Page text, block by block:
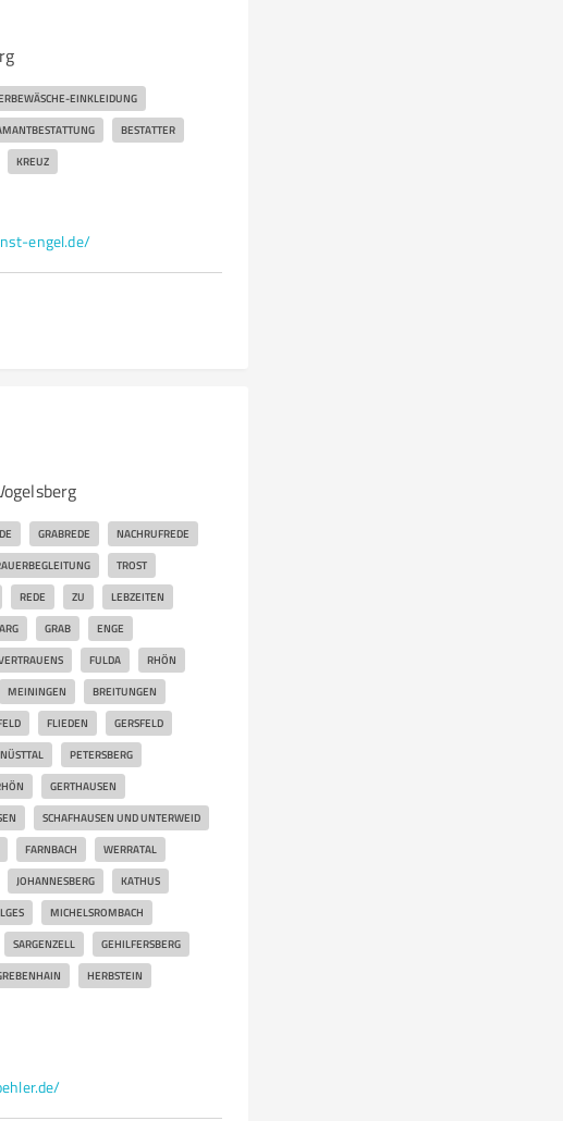
EINKLEIDUNG
BESTATTER
KREUZ
engel.de/
GRABREDE NACHRUFREDE
TROST
REDE ZU LEBZEITEN
GRAB ENGE
FULDA RHÖN
MEININGEN BREITUNGEN
FLIEDEN GERSFELD
NÜSTTAL PETERSBERG
GERTHAUSEN
SCHAFHAUSEN UND UNTERWEID
FARNBACH WERRATAL
JOHANNESBERG KATHUS
MICHELSROMBACH
SARGENZELL GEHILFERSBERG
HERBSTEIN